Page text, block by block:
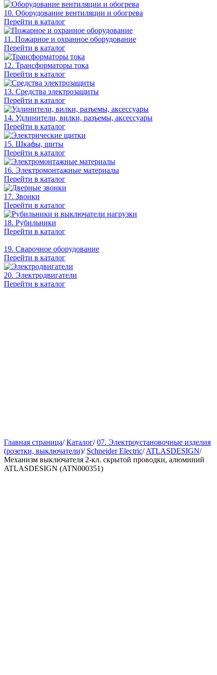
10. Оборудование вентиляции и обогрева
Перейти в каталог
11. Пожарное и охранное оборудование
Перейти в каталог
12. Трансформаторы тока
Перейти в каталог
13. Средства электрозащиты
Перейти в каталог
14. Удлинители, вилки, разъемы, аксессуары
Перейти в каталог
15. Шкафы, щиты
Перейти в каталог
16. Электромонтажные материалы
Перейти в каталог
17. Звонки
Перейти в каталог
18. Рубильники
Перейти в каталог
19. Сварочное оборудование
Перейти в каталог
20. Электродвигатели
Перейти в каталог
Главная страница/ Каталог/ 07. Электроустановочные изделия
(розетки, выключатели)/ Schneider Electric/ ATLASDESIGN/
Механизм выключателя 2-кл. скрытой проводки, алюминий
ATLASDESIGN (ATN000351)